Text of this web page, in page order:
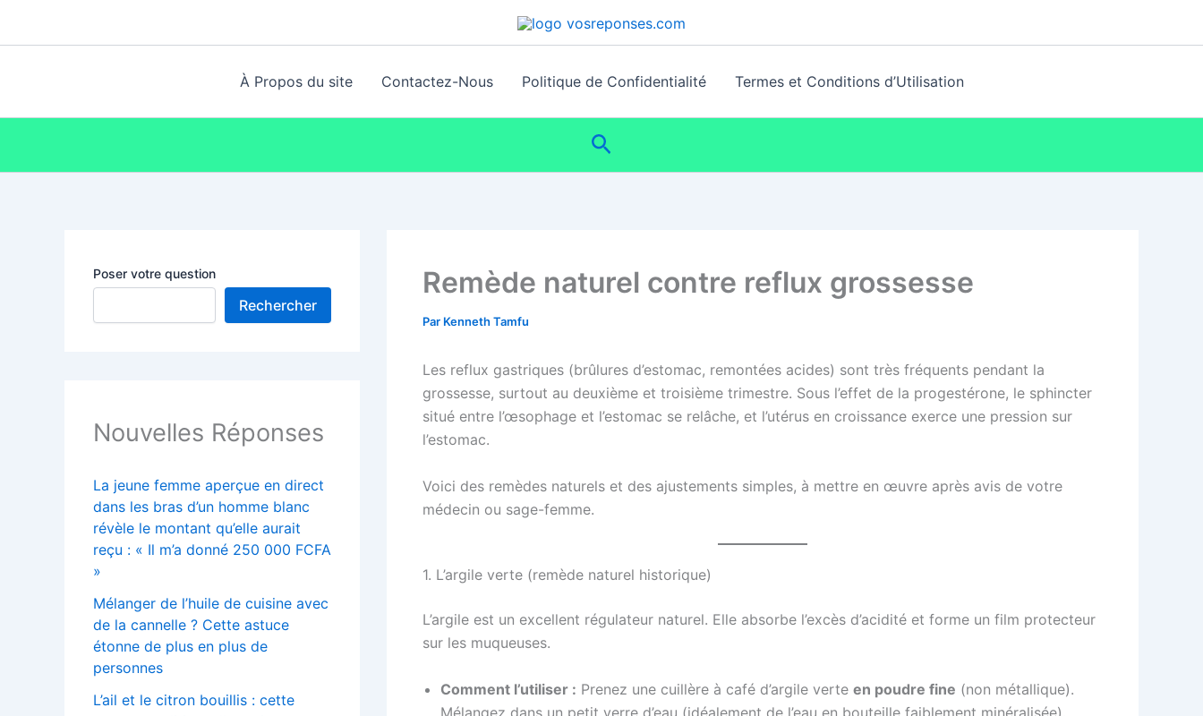
À Propos du site
Contactez-Nous Politique de Confidentialité Termes et Conditions d’Utilisation
Rechercher
Poser votre question
Rechercher
Nouvelles Réponses
La jeune femme aperçue en direct
dans les bras d’un homme blanc
révèle le montant qu’elle aurait
reçu : « Il m’a donné 250 000 FCFA
»
Mélanger de l’huile de cuisine avec
de la cannelle ? Cette astuce
étonne de plus en plus de
personnes
L’ail et le citron bouillis : cette
Remède naturel contre reflux grossesse
Par Kenneth Tamfu
Les reflux gastriques (brûlures d’estomac, remontées acides) sont très fréquents pendant la
grossesse, surtout au deuxième et troisième trimestre. Sous l’effet de la progestérone, le sphincter
situé entre l’œsophage et l’estomac se relâche, et l’utérus en croissance exerce une pression sur
l’estomac.
Voici des remèdes naturels et des ajustements simples, à mettre en œuvre après avis de votre
médecin ou sage-femme.
1. L’argile verte (remède naturel historique)
L’argile est un excellent régulateur naturel. Elle absorbe l’excès d’acidité et forme un film protecteur
sur les muqueuses.
Comment l’utiliser : Prenez une cuillère à café d’argile verte en poudre fine (non métallique).
Mélangez dans un petit verre d’eau (idéalement de l’eau en bouteille faiblement minéralisée).